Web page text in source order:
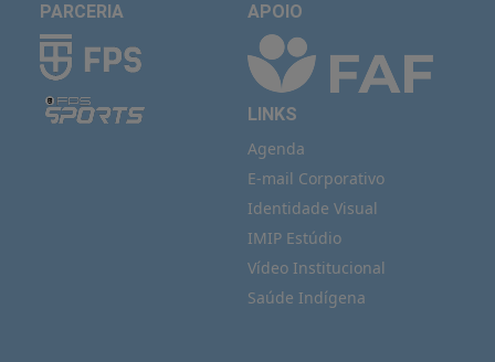
PARCERIA APOIO
LINKS
Agenda
E-mail Corporativo
Identidade Visual
IMIP Estúdio
Vídeo Institucional
Saúde Indígena